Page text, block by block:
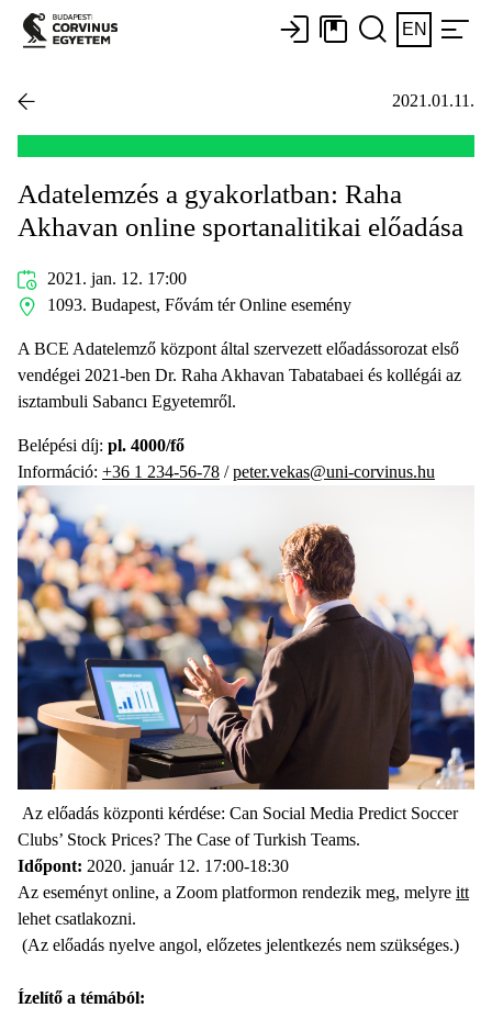
EN
2021.01.11.
Adatelemzés a gyakorlatban: Raha
Akhavan online sportanalitikai előadása
2021. jan. 12. 17:00
1093. Budapest, Fővám tér Online esemény
A BCE Adatelemző központ által szervezett előadássorozat első
vendégei 2021-ben Dr. Raha Akhavan Tabatabaei és kollégái az
isztambuli Sabancı Egyetemről.
Belépési díj: pl. 4000/fő
Információ: +36 1 234-56-78 /peter.vekas@uni-corvinus.hu
Az előadás központi kérdése: Can Social Media Predict Soccer
Clubs’ Stock Prices? The Case of Turkish Teams.
Időpont: 2020. január 12. 17:00-18:30
Az eseményt online, a Zoom platformon rendezik meg, melyre itt
lehet csatlakozni.
(Az előadás nyelve angol, előzetes jelentkezés nem szükséges.)
Ízelítő a témából: